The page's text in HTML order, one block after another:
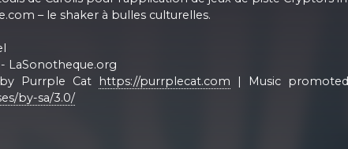
– le shaker à bulles culturelles.
LaSonotheque.org
Purrple Cat
https://purrplecat.com | Music
by-sa/3.0/